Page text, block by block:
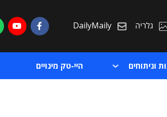
גלריה DailyMaily
וניתוחים היי-טק מינויים